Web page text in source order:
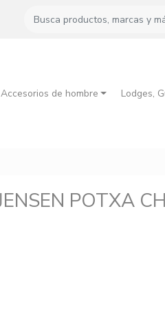
de hombre Lodges,
POTXA